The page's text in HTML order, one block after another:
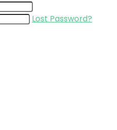
Lost Password?